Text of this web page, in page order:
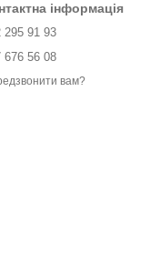
інформація
295 91 93
676 56 08
вам?